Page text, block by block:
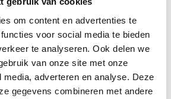
om content en advertenties te
voor social media te bieden
te analyseren. Ook delen we
van onze site met onze
adverteren en analyse. Deze
gegevens combineren met andere
in uw eigen huis geeft u een
hoe de kleuren eruit zullen zine in uw
Kleuren kunnen variëren
waardoor het belangrijk is om
waar de stof gebruikt zal worden.